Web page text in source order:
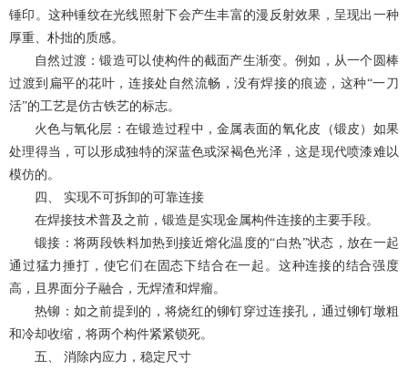
锤印。这种锤纹在光线照射下会产生丰富的漫反射效果，呈现出一种
厚重、朴拙的质感。
自然过渡：锻造可以使构件的截面产生渐变。例如，从一个圆棒
过渡到扁平的花叶，连接处自然流畅，没有焊接的痕迹，这种“一刀
活”的工艺是仿古铁艺的标志。
火色与氧化层：在锻造过程中，金属表面的氧化皮（锻皮）如果
处理得当，可以形成独特的深蓝色或深褐色光泽，这是现代喷漆难以
模仿的。
四、 实现不可拆卸的可靠连接
在焊接技术普及之前，锻造是实现金属构件连接的主要手段。
锻接：将两段铁料加热到接近熔化温度的“白热”状态，放在一起
通过猛力捶打，使它们在固态下结合在一起。这种连接的结合强度
高，且界面分子融合，无焊渣和焊瘤。
热铆：如之前提到的，将烧红的铆钉穿过连接孔，通过铆钉墩粗
和冷却收缩，将两个构件紧紧锁死。
五、 消除内应力，稳定尺寸